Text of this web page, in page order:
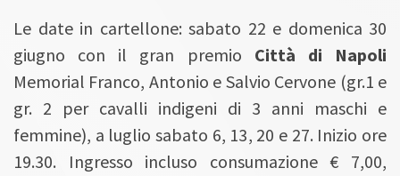
Le date in cartellone: sabato 22 e domenica 30
giugno con il gran premio Città di Napoli
Memorial Franco, Antonio e Salvio Cervone (gr.1 e
gr. 2 per cavalli indigeni di 3 anni maschi e
femmine), a luglio sabato 6, 13, 20 e 27. Inizio ore
19.30. Ingresso incluso consumazione € 7,00,